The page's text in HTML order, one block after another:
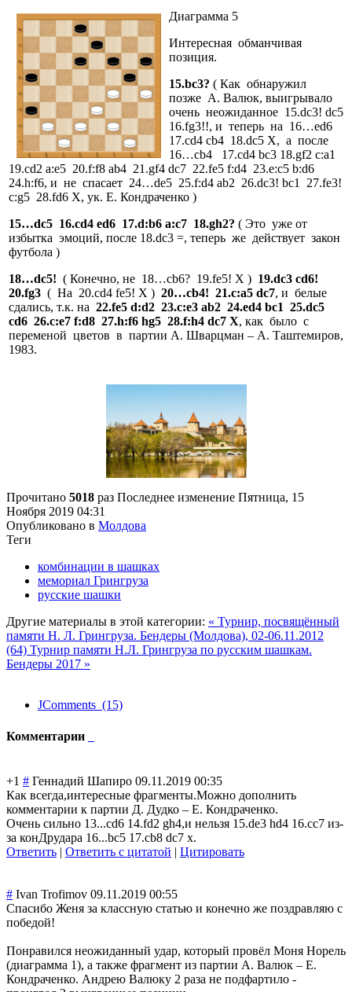
Диаграмма 5
Интересная обманчивая
позиция.
15.bc3? ( Как обнаружил
позже А. Валюк, выигрывало
очень неожиданное 15.dc3! dc5
16.fg3!!, и теперь на 16…ed6
17.cd4 cb4 18.dc5 X, а после
16…cb4 17.cd4 bc3 18.gf2 c:a1
19.cd2 a:e5 20.f:f8 ab4 21.gf4 dc7 22.fe5 f:d4 23.e:c5 b:d6
24.h:f6, и не спасает 24…de5 25.f:d4 ab2 26.dc3! bc1 27.fe3!
c:g5 28.fd6 Х, ук. Е. Кондраченко )
15…dc5 16.cd4 ed6 17.d:b6 a:c7 18.gh2? ( Это уже от
избытка эмоций, после 18.dc3 =, теперь же действует закон
футбола )
18…dc5! ( Конечно, не 18…cb6? 19.fe5! X ) 19.dc3 cd6!
20.fg3 ( На 20.cd4 fe5! X ) 20…cb4! 21.c:a5 dc7, и белые
сдались, т.к. на 22.fe5 d:d2 23.c:e3 ab2 24.ed4 bc1 25.dc5
cd6 26.c:e7 f:d8 27.h:f6 hg5 28.f:h4 dc7 Х, как было с
переменой цветов в партии А. Шварцман – А. Таштемиров,
1983.
Прочитано 5018 раз Последнее изменение Пятница, 15
Ноября 2019 04:31
Опубликовано в Молдова
Теги
комбинации в шашках
мемориал Грингруза
русские шашки
Другие материалы в этой категории: « Турнир, посвящённый
памяти Н. Л. Грингруза. Бендеры (Молдова), 02-06.11.2012
(64) Турнир памяти Н.Л. Грингруза по русским шашкам.
Бендеры 2017 »
JComments (15)
Комментарии
+1 # Геннадий Шапиро 09.11.2019 00:35
Как всегда,интересные фрагменты.Можно дополнить
комментарии к партии Д. Дудко – Е. Кондраченко.
Очень сильно 13...cd6 14.fd2 gh4,и нельзя 15.de3 hd4 16.cc7 из-
за конДрудара 16...bc5 17.cb8 dc7 x.
Ответить | Ответить с цитатой | Цитировать
# Ivan Trofimov 09.11.2019 00:55
Спасибо Женя за классную статью и конечно же поздравляю с
победой!
Понравился неожиданный удар, который провёл Моня Норель
(диаграмма 1), а также фрагмент из партии А. Валюк – Е.
Кондраченко. Андрею Валюку 2 раза не подфартило -